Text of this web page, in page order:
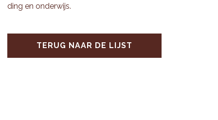
ding en on­der­wijs.
TERUG NAAR DE LIJST